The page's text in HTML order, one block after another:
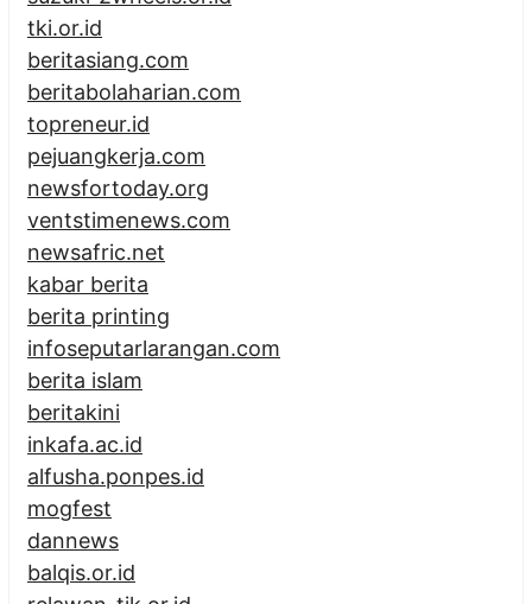
tki.or.id
beritasiang.com
beritabolaharian.com
topreneur.id
pejuangkerja.com
newsfortoday.org
ventstimenews.com
newsafric.net
kabar berita
berita printing
infoseputarlarangan.com
berita islam
beritakini
inkafa.ac.id
alfusha.ponpes.id
mogfest
dannews
balqis.or.id